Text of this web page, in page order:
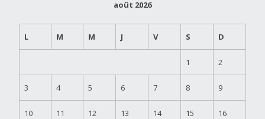
août 2026
L M M J V S D
1 2
3 4 5 6 7 8 9
10 11 12 13 14 15 16